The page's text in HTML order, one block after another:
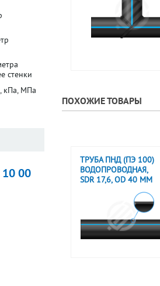
ПОХОЖИЕ ТОВАРЫ
ТРУБА ПНД (ПЭ 100)
ВОДОПРОВОДНАЯ,
SDR 17,6, OD 40 ММ
стенки
кПа, МПа
00